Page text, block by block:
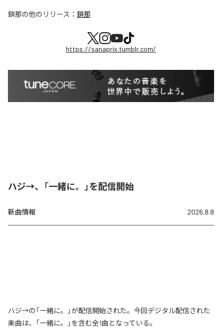
鎖那の他のリリース： 鎖那
https://sanaprix.tumblr.com/
ハジ→、「一緒に。」を配信開始
新曲情報 2026.8.8
ハジ→の「一緒に。」が配信開始された。今回デジタル配信された
楽曲は、「一緒に。」を含む全1曲となっている。